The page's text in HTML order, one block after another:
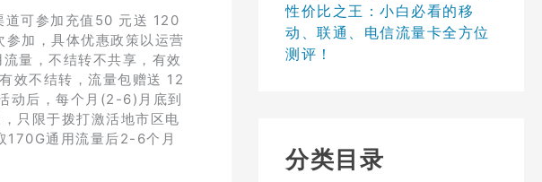
可参加充值50 元送 120
加，具体优惠政策以运营
量，不结转不共享，有效
效不结转，流量包赠送 12
动后，每个月(2-6)月底到
只限于拨打激活地市区电
170G通用流量后2-6个月
性价比之王：小白必看的移
动、联通、电信流量卡全方位
测评！
分类目录